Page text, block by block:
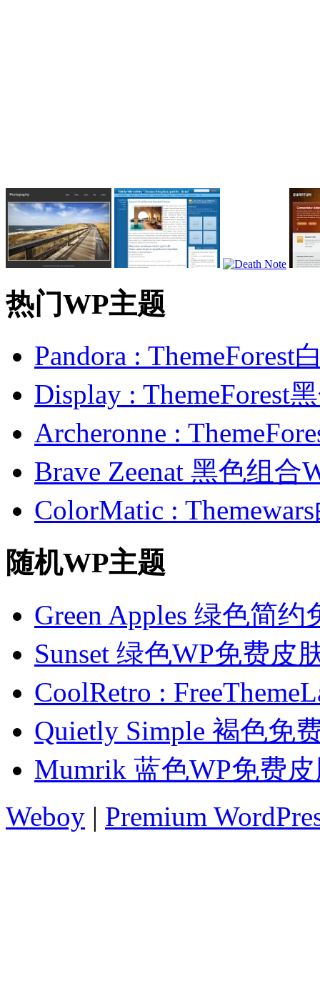
热门WP主题
Pandora : ThemeForest
Display : ThemeForest
Archeronne :
Brave Zeenat 黑色组合
ColorMatic :
随机WP主题
Green Apples 绿色简约
Sunset 绿色WP免费皮
CoolRetro :
Quietly Simple 褐色免
Mumrik 蓝色WP免费
Weboy | Premium